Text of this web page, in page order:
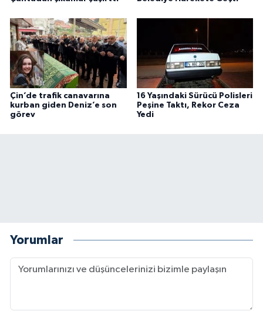
Çin’de trafik canavarına
kurban giden Deniz’e son
görev
16 Yaşındaki Sürücü Polisleri
Peşine Taktı, Rekor Ceza
Yedi
Yorumlar